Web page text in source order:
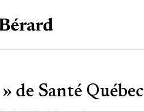
de Santé Québec